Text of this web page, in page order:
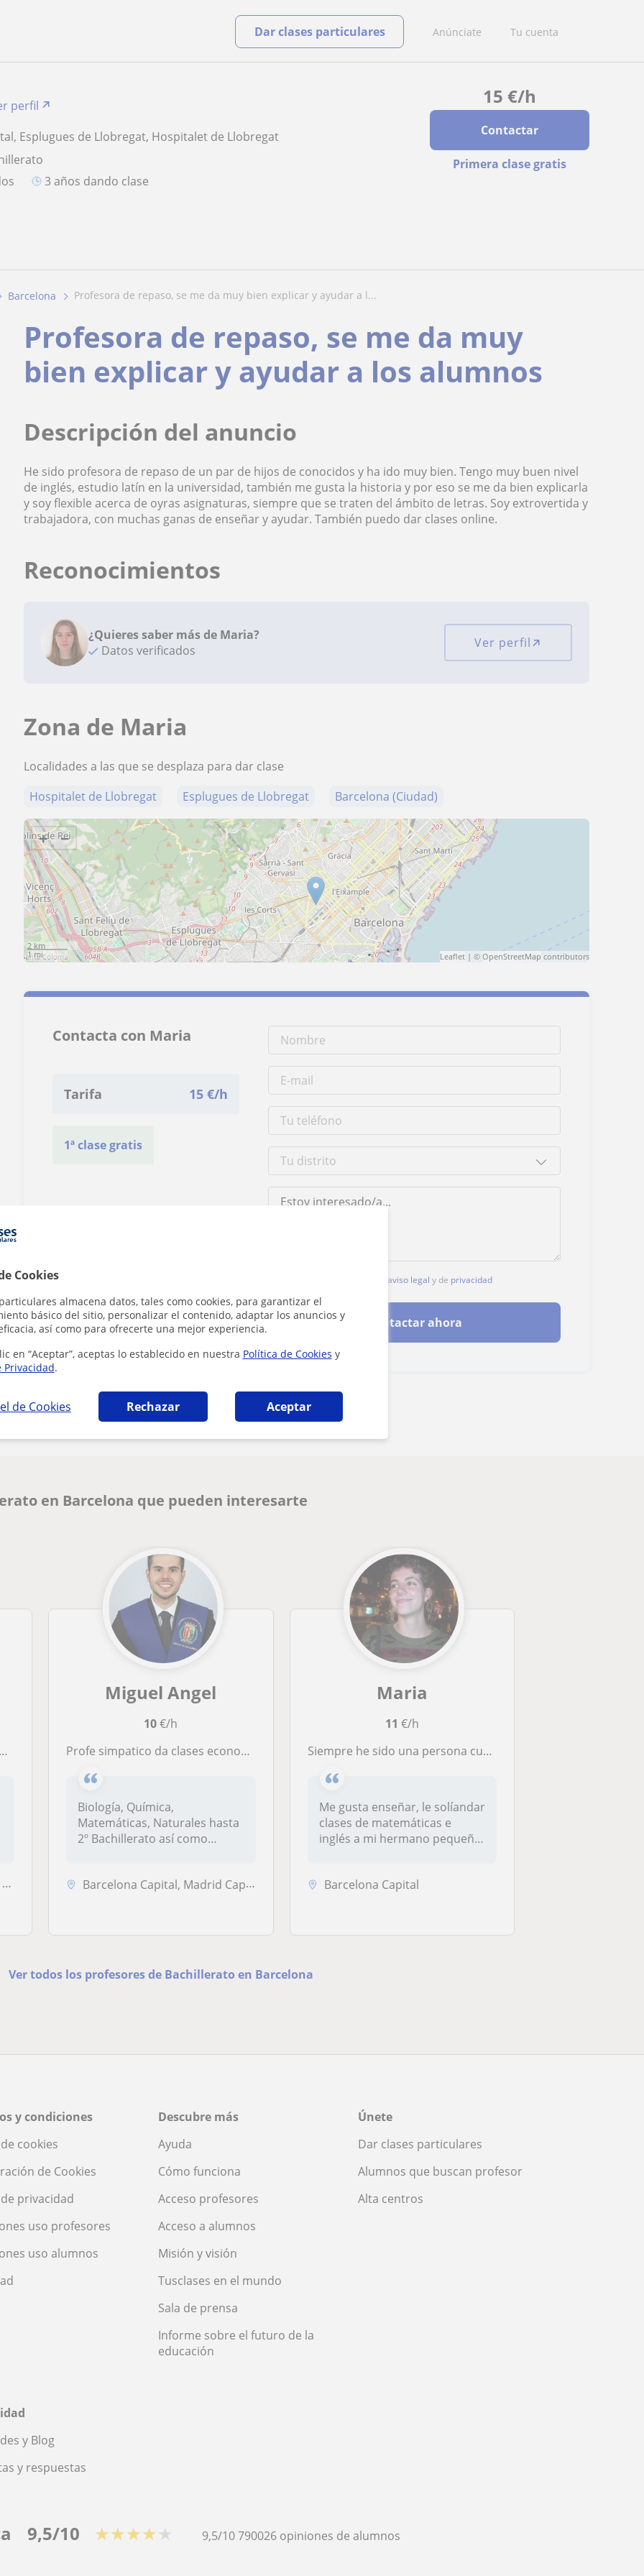
Cookies
almacena datos, tales como cookies, para garantizar el
básico del sitio, personalizar el contenido, adaptar los anuncios y
así como para ofrecerte una mejor experiencia.
en “Aceptar”, aceptas lo establecido en nuestra Política de Cookies y
Privacidad.
de Cookies Rechazar Aceptar
Anúnciate Tu cuenta
Dar clases particulares
15 €/h
Contactar
Primera clase gratis
perfil
Esplugues de Llobregat, Hospitalet de Llobregat
3 años dando clase
Barcelona profesora de repaso, se me da muy bien explicar y ayudar a l...
Profesora de repaso, se me da muy
bien explicar y ayudar a los alumnos
Descripción del anuncio
He sido profesora de repaso de un par de hijos de conocidos y ha ido muy bien. Tengo muy buen nivel
de inglés, estudio latín en la universidad, también me gusta la historia y por eso se me da bien explicarla
y soy flexible acerca de oyras asignaturas, siempre que se traten del ámbito de letras. Soy extrovertida y
trabajadora, con muchas ganas de enseñar y ayudar. También puedo dar clases online.
Reconocimientos
¿Quieres saber más de Maria?
Datos verificados
Ver perfil
Zona de Maria
Localidades a las que se desplaza para dar clase
Hospitalet de Llobregat
Esplugues de Llobregat Barcelona (Ciudad)
+ −
2 km
1 mi
Leaflet| © OpenStreetMap contributors
Contacta con Maria
Tarifa 15 €/h
1ª clase gratis
aviso legal y de privacidad
Contactar ahora
¿Hay algún error en este perfil? Cuéntanos
en Barcelona que pueden interesarte
Miguel Angel
10€/h
Profe simpatico da clases economicas y divertidas
Biología, Química,
Matemáticas, Naturales hasta
2º Bachillerato así como
Barcelona Capital, Madrid Capital, Pozuelo de Alarcón
Maria
11 €/h
Siempre he sido una persona curiosa y autodidacta, necesito ganar un dinerillo mientras estoy estudiando un grado...asi que compartiendo mis conocimientos puede ser una buena forma
Me gusta enseñar, le solíandar
clases de matemáticas e
inglés a mi hermano pequeño
Barcelona Capital
Ver todos los profesores de Bachillerato en Barcelona
y condiciones
cookies
de Cookies
privacidad
uso profesores
uso alumnos
Descubre más
Ayuda
Cómo funciona
Acceso profesores
Acceso a alumnos
Misión y visión
Tusclases en el mundo
Sala de prensa
Informe sobre el futuro de la
educación
Únete
Dar clases particulares
Alumnos que buscan profesor
Alta centros
y Blog
y respuestas
9,5/10 ★★★★★ 9,5/10790026 opiniones de alumnos